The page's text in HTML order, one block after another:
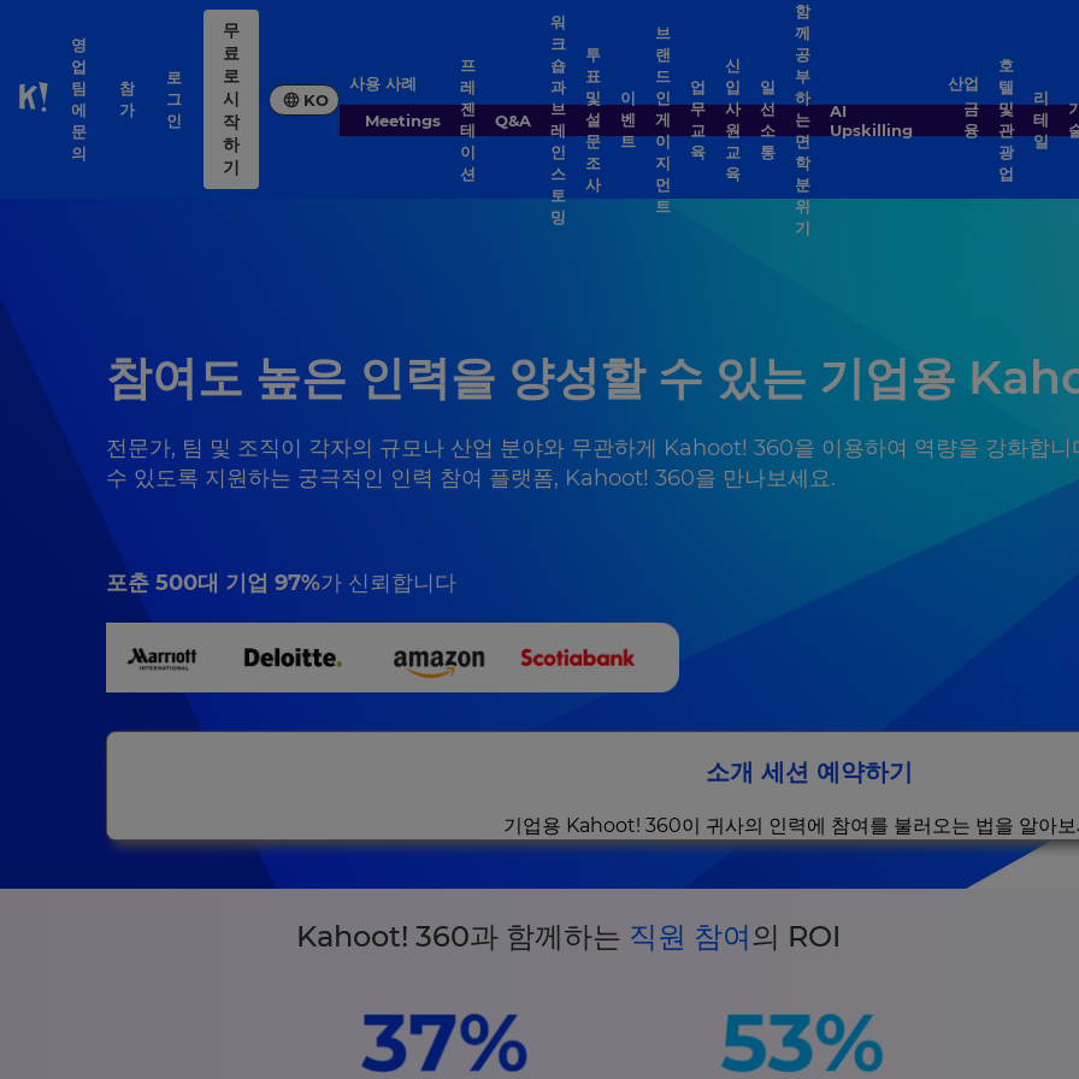
Skip to Page content
영
업
팀
에
문
의
참
가
로
그
인
무
료
로
시
작
하
기
KO
사용 사례
Meetings
프
레
젠
테
이
션
Q&A
워
크
숍
과
브
레
인
스
토
밍
투
표
및
설
문
조
사
이
벤
트
브
랜
드
인
게
이
지
먼
트
업
무
교
육
신
입
사
원
교
육
일
선
소
통
함
께
공
부
하
는
면
학
분
위
기
AI
Upskilling
산업
금
융
호
텔
및
관
광
업
리
테
일
참여도 높은 인력을 양성할 수 있는 기업용
전문가, 팀 및 조직이 각자의 규모나 산업 분야와 무관하게 Kahoot! 360을 이용하여 역량을 강화합
수 있도록 지원하는 궁극적인 인력 참여 플랫폼, Kahoot! 360을 만나보세요.
포춘 500대 기업 97%가 신뢰합니다
소개 세션 예약하기
기업용 Kahoot! 360이 귀사의 인력에 참여를 불러오는 법을 알아
Kahoot! 360과 함께하는 직원 참여의 ROI